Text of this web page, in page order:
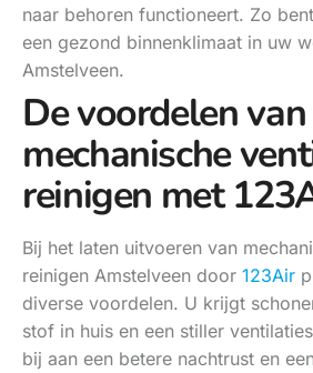
naar behoren functioneert. Zo
een gezond binnenklimaat in uw
Amstelveen.
De voordelen van
mechanische
reinigen met
Bij het laten uitvoeren van
reinigen Amstelveen door 123Air
diverse voordelen. U krijgt
stof in huis en een stiller
bij aan een betere nachtrust en